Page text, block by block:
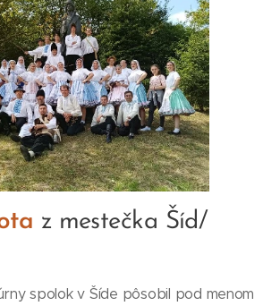
z mestečka Šíd/
spolok v Šíde pôsobil pod menom